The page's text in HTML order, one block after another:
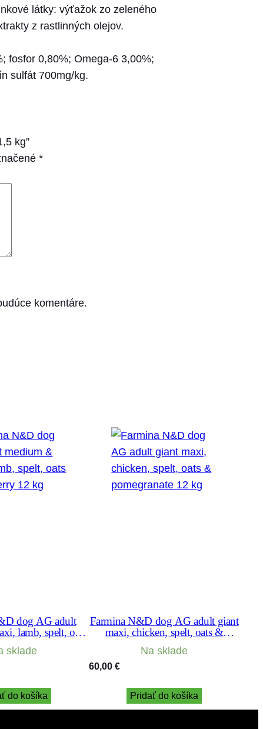
látky: výťažok zo zeleného
z rastlinných olejov.
fosfor 0,80%; Omega-6 3,00%;
sulfát 700mg/kg.
kg”
*
komentáre.
dog AG adult
lamb, spelt, oats
sklade
do košíka
Farmina N&D dog AG adult giant
maxi, chicken, spelt, oats &
Na sklade
60,00 €
Pridať do košíka